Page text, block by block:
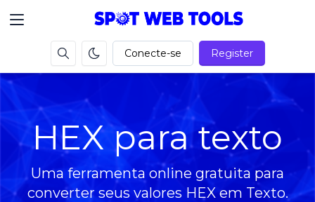
Conecte-se Register
HEX para texto
Uma ferramenta online gratuita para
converter seus valores HEX em Texto.